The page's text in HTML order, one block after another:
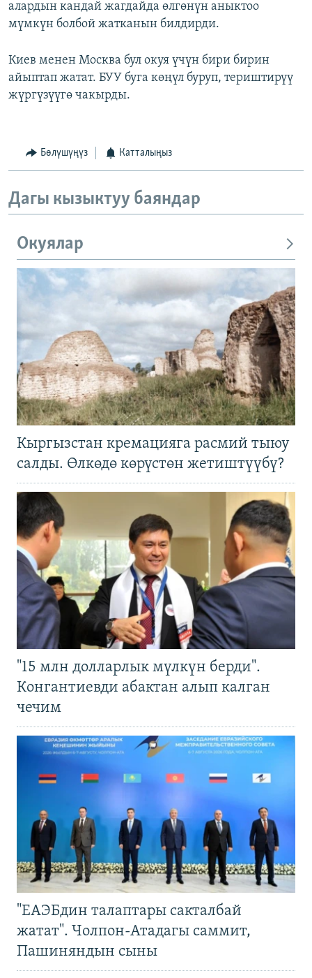
алардын кандай жагдайда өлгөнүн аныктоо
мүмкүн болбой жатканын билдирди.
Киев менен Москва бул окуя үчүн бири бирин
айыптап жатат. БУУ буга көңүл буруп, териштирүү
жүргүзүүгө чакырды.
Бөлүшүңүз Катталыңыз
Дагы кызыктуу баяндар
Окуялар
Кыргызстан кремацияга расмий тыюу
салды. Өлкөдө көрүстөн жетиштүүбү?
"15 млн долларлык мүлкүн берди".
Конгантиевди абактан алып калган
чечим
"ЕАЭБдин талаптары сакталбай
жатат". Чолпон-Атадагы саммит,
Пашиняндын сыны